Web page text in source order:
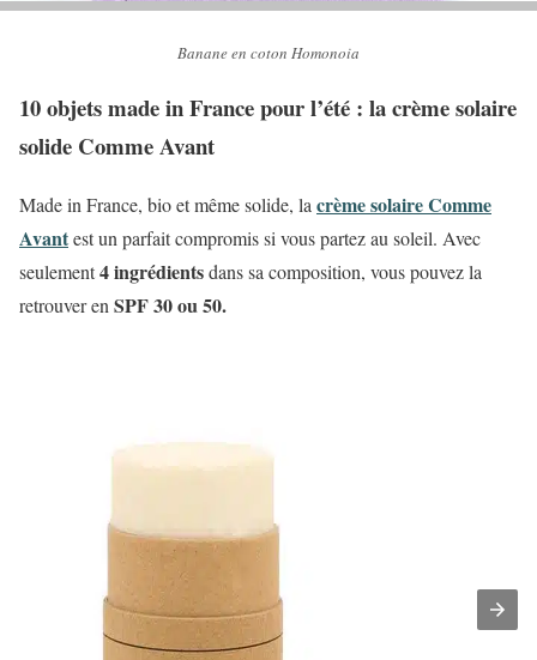
Banane en coton Homonoia
10 objets made in France pour l’été : la crème solaire
solide Comme Avant
Made in France, bio et même solide, la crème solaire Comme
Avantest un parfait compromis si vous partez au soleil. Avec
seulement4 ingrédientsdans sa composition, vous pouvez la
retrouver en SPF 30 ou 50.